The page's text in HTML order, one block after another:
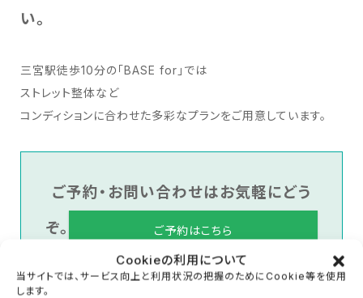
Cookieの利用について
当サイトでは、サービス向上と利用状況の把握のためにCookie等を使用
します。
い。
三宮駅徒歩10分の「BASE for」では
ストレット整体など
コンディションに合わせた多彩なプランをご用意しています。
ご予約・お問い合わせはお気軽にどう
ぞ。
ご予約はこちら
お問い合わせ